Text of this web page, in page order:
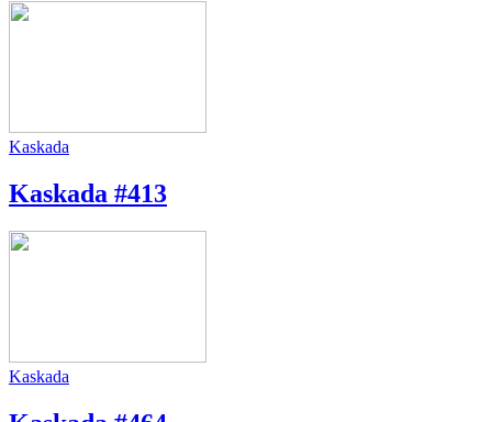
Kaskada
Kaskada #413
Kaskada